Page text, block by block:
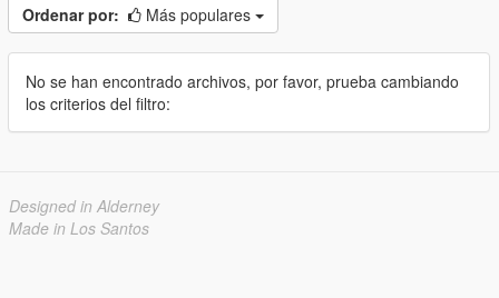
Ordenar por: Más populares
No se han encontrado archivos, por favor, prueba cambiando
los criterios del filtro:
Designed in Alderney
Made in Los Santos